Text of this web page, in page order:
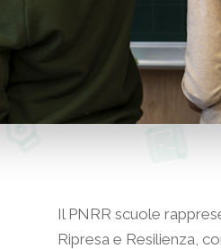
Il PNRR scuole
Ripresa e Resilienza,